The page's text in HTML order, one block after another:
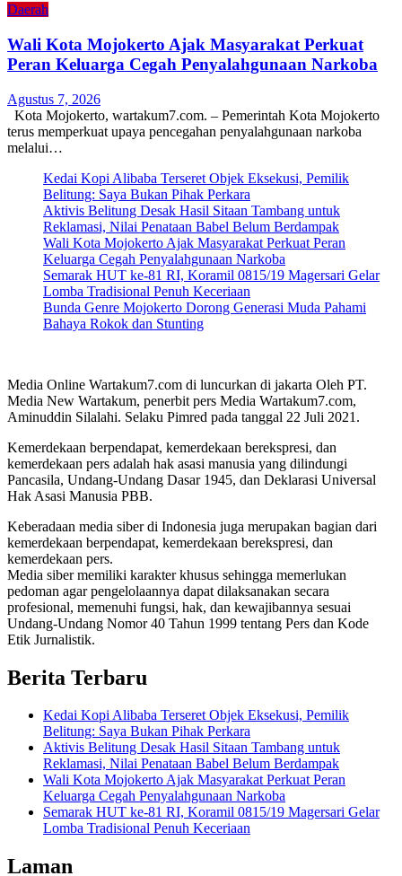
Daerah
Wali Kota Mojokerto Ajak Masyarakat Perkuat
Peran Keluarga Cegah Penyalahgunaan Narkoba
Agustus 7, 2026
Kota Mojokerto, wartakum7.com. – Pemerintah Kota Mojokerto
terus memperkuat upaya pencegahan penyalahgunaan narkoba
melalui…
Kedai Kopi Alibaba Terseret Objek Eksekusi, Pemilik
Belitung: Saya Bukan Pihak Perkara
Aktivis Belitung Desak Hasil Sitaan Tambang untuk
Reklamasi, Nilai Penataan Babel Belum Berdampak
Wali Kota Mojokerto Ajak Masyarakat Perkuat Peran
Keluarga Cegah Penyalahgunaan Narkoba
Semarak HUT ke-81 RI, Koramil 0815/19 Magersari Gelar
Lomba Tradisional Penuh Keceriaan
Bunda Genre Mojokerto Dorong Generasi Muda Pahami
Bahaya Rokok dan Stunting
Media Online Wartakum7.com di luncurkan di jakarta Oleh PT.
Media New Wartakum, penerbit pers Media Wartakum7.com,
Aminuddin Silalahi. Selaku Pimred pada tanggal 22 Juli 2021.
Kemerdekaan berpendapat, kemerdekaan berekspresi, dan
kemerdekaan pers adalah hak asasi manusia yang dilindungi
Pancasila, Undang-Undang Dasar 1945, dan Deklarasi Universal
Hak Asasi Manusia PBB.
Keberadaan media siber di Indonesia juga merupakan bagian dari
kemerdekaan berpendapat, kemerdekaan berekspresi, dan
kemerdekaan pers.
Media siber memiliki karakter khusus sehingga memerlukan
pedoman agar pengelolaannya dapat dilaksanakan secara
profesional, memenuhi fungsi, hak, dan kewajibannya sesuai
Undang-Undang Nomor 40 Tahun 1999 tentang Pers dan Kode
Etik Jurnalistik.
Berita Terbaru
Kedai Kopi Alibaba Terseret Objek Eksekusi, Pemilik
Belitung: Saya Bukan Pihak Perkara
Aktivis Belitung Desak Hasil Sitaan Tambang untuk
Reklamasi, Nilai Penataan Babel Belum Berdampak
Wali Kota Mojokerto Ajak Masyarakat Perkuat Peran
Keluarga Cegah Penyalahgunaan Narkoba
Semarak HUT ke-81 RI, Koramil 0815/19 Magersari Gelar
Lomba Tradisional Penuh Keceriaan
Laman